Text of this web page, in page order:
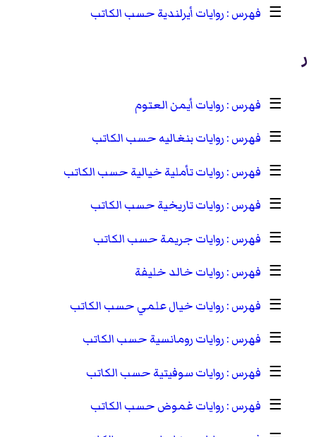
☰
روايات أيرلندية حسب الكاتب
ر
☰
روايات أيمن العتوم
☰
روايات بنغاليه حسب الكاتب
☰
روايات تأملية خيالية حسب الكاتب
☰
روايات تاريخية حسب الكاتب
☰
روايات جريمة حسب الكاتب
☰
روايات خالد خليفة
☰
روايات خيال علمي حسب الكاتب
☰
روايات رومانسية حسب الكاتب
☰
روايات سوفيتية حسب الكاتب
☰
روايات غموض حسب الكاتب